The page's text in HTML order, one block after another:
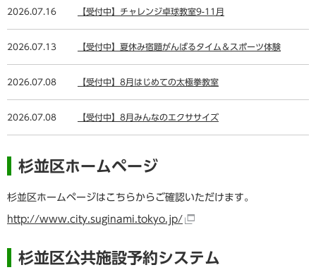
2026.07.16 【受付中】チャレンジ卓球教室9-11月
2026.07.13 【受付中】夏休み宿題がんばるタイム＆スポーツ体験
2026.07.08 【受付中】8月はじめての太極拳教室
2026.07.08 【受付中】8月みんなのエクササイズ
杉並区ホームページ
杉並区ホームページはこちらからご確認いただけます。
http://www.city.suginami.tokyo.jp/
杉並区公共施設予約システム